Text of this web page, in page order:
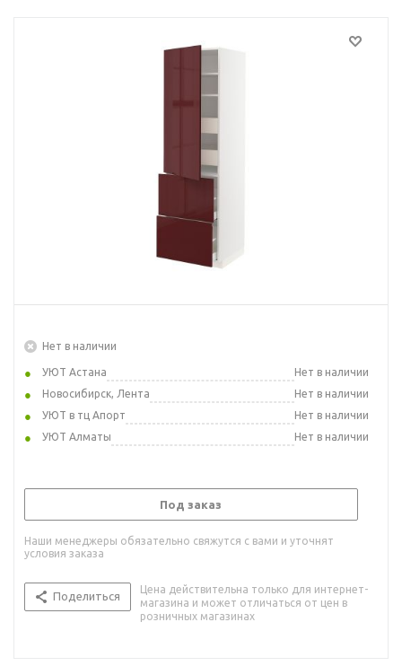
Нет в наличии
УЮТ Астана
Нет в наличии
Новосибирск, Лента
Нет в наличии
УЮТ в тц Апорт
Нет в наличии
УЮТ Алматы
Нет в наличии
Под заказ
Наши менеджеры обязательно свяжутся с вами и уточнят
условия заказа
Поделиться
Цена действительна только для интернет-
магазина и может отличаться от цен в
розничных магазинах